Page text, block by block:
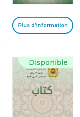
Plus d'information
Disponible